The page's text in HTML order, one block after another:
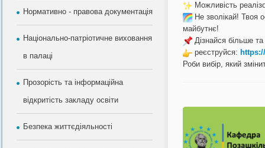
Нормативно - правова документація
Національно-патріотичне виховання
в палаці
Прозорість та інформаційна
відкритість закладу освіти
Безпека життєдіяльності
Можливість
Не зволікай! Твоя
майбутнє!
Дізнайся більше
реєструйся:
Роби вибір, який